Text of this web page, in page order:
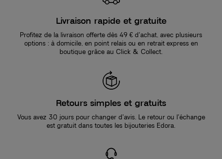
Livraison rapide et gratuite
Profitez de la livraison offerte dès 49 € d’achat, avec plusieurs
options : à domicile, en point relais ou en retrait express en
boutique grâce au Click & Collect.
Retours simples et gratuits
Vous avez 30 jours pour changer d’avis. Le retour ou l’échange
est gratuit dans toutes les bijouteries Edora.